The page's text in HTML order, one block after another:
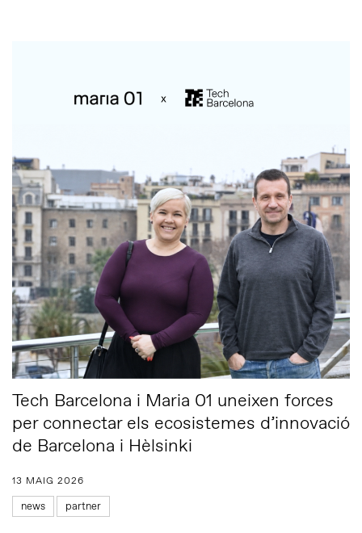
Tech Barcelona i Maria 01 uneixen forces
per connectar els ecosistemes d’innovació
de Barcelona i Hèlsinki
13 MAIG 2026
news partner